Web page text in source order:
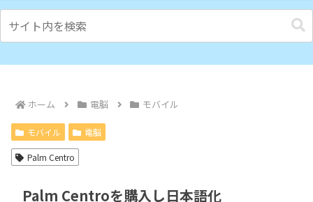
ホーム 電脳 モバイル
モバイル 電脳
Palm Centro
Palm Centroを購入し日本語化